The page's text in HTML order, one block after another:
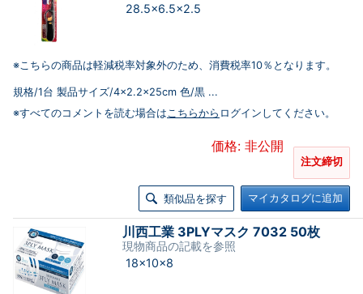
28.5×6.5×2.5
※こちらの商品は軽減税率対象外のため、消費税率10％となります。
規格/1台 製品サイズ/4×2.2×25cm 色/黒 ...
※すべてのコメントを読む場合はこちらから ログインしてください。
価格: 非公開
注文締切
類似品を探す マイカタログに追加
川西工業 3PLYマスク 7032 50枚
現物商品の記載を参照
18×10×8